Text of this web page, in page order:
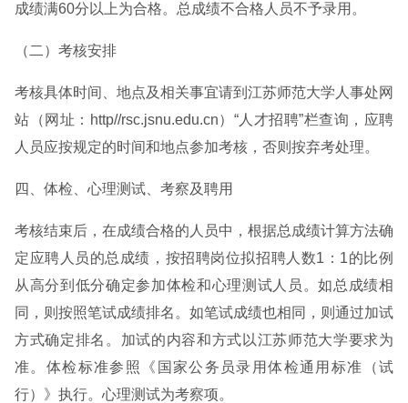
成绩满60分以上为合格。总成绩不合格人员不予录用。
（二）考核安排
考核具体时间、地点及相关事宜请到江苏师范大学人事处网
站（网址：http//rsc.jsnu.edu.cn）“人才招聘”栏查询，应聘
人员应按规定的时间和地点参加考核，否则按弃考处理。
四、体检、心理测试、考察及聘用
考核结束后，在成绩合格的人员中，根据总成绩计算方法确
定应聘人员的总成绩，按招聘岗位拟招聘人数1：1的比例
从高分到低分确定参加体检和心理测试人员。如总成绩相
同，则按照笔试成绩排名。如笔试成绩也相同，则通过加试
方式确定排名。加试的内容和方式以江苏师范大学要求为
准。体检标准参照《国家公务员录用体检通用标准（试
行）》执行。心理测试为考察项。